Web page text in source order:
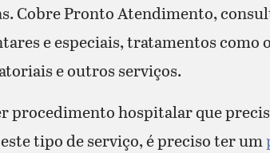
Cobre Pronto Atendimento,
e especiais, tratamentos como
e outros serviços.
procedimento hospitalar que
tipo de serviço, é preciso ter um